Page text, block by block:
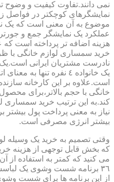
نمی دانند.تفاوت کیفیت و
نمایشگرهای کوچکتر در فواصل
موضوع به آن معنی است که یک
عملکرد یک نمایشگر جمع و
هزینه اضافه تر پرداخته است که
خرید سمساری لوازم خانگی با
یک خانواده ٤ نفره تنها
است.علاوه بر این کارخانه
خانگی با حجم بالاتر،برای
کند.به این ترتیب خرید سمساری
نیاز به معنی پرداخت پول بیشتر
بیشتر انرژی مصرفی است.
وقتی تصمیم به خرید یک وسیله
که بخش قابل توجهی از هزینه
می کنید که کمتر به استفاده از
٣٦ برنامه شست وشوی یک
از این برنامه ها برای شست